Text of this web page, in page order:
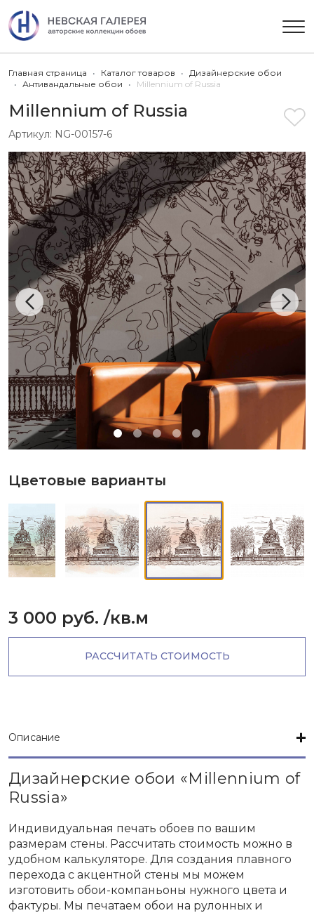
Главная страница Каталог товаров
Дизайнерские обои
Антивандальные обои
Millennium of Russia
Millennium of Russia
Артикул: NG-00157-6
Цветовые варианты
3 000 руб. /кв.м
РАССЧИТАТЬ СТОИМОСТЬ
Описание
Дизайнерские обои «Millennium of
Russia»
Индивидуальная печать обоев по вашим
размерам стены. Рассчитать стоимость можно в
удобном калькуляторе. Для создания плавного
перехода с акцентной стены мы можем
изготовить обои-компаньоны нужного цвета и
фактуры. Мы печатаем обои на рулонных и